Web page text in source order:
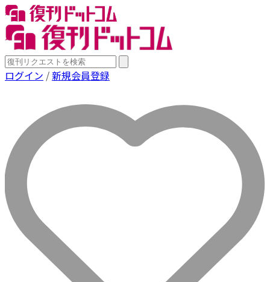
ログイン /新規会員登録